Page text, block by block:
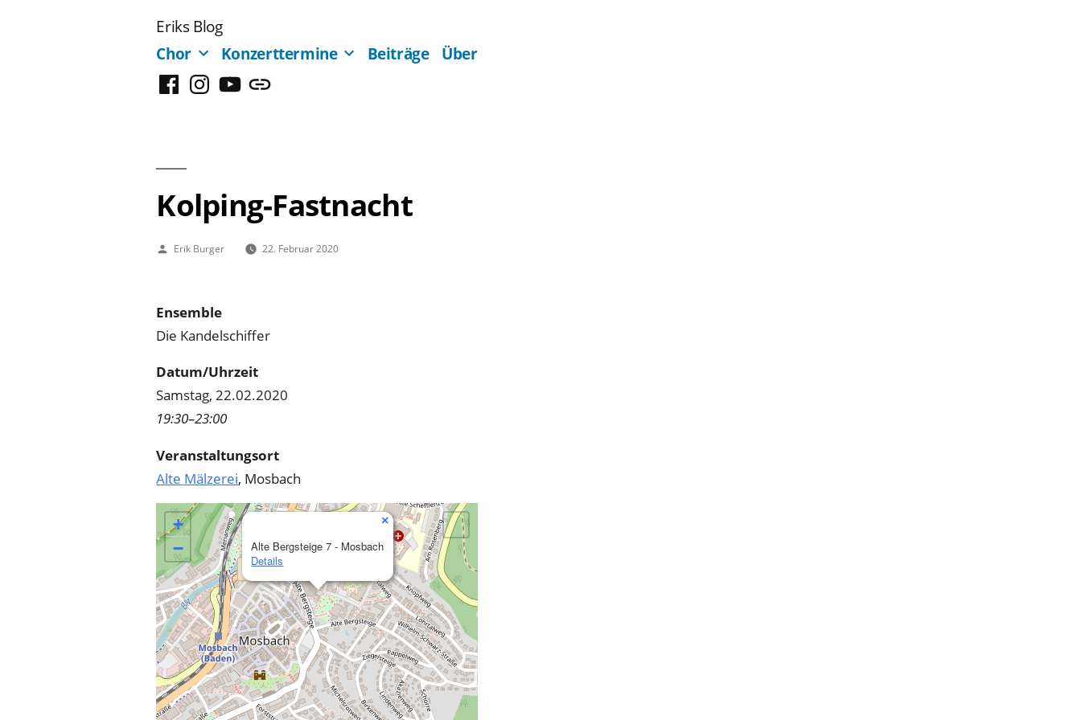
Eriks Blog
Chor
Konzerttermine Beiträge Über
FacebookInstagram
YouTubeMastodon
Kolping-Fastnacht
Veröffentlicht
Erik Burger 22. Februar 2020
Ensemble
Die Kandelschiffer
Datum/Uhrzeit
Samstag, 22.02.2020
19:30–23:00
Veranstaltungsort
Alte Mälzerei, Mosbach
Alte Bergsteige 7 - Mosbach
Details
×
+
−